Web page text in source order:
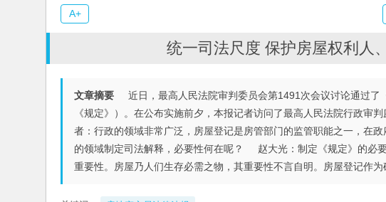
统一司法尺度 保护房屋权利人
文章摘要 近日，最高人民法院审判委员会第1491次会议讨论通过了
《规定》）。在公布实施前夕，本报记者访问了最高人民法院行
者：行政的领域非常广泛，房屋登记是房管部门的监管职能之一，在
的领域制定司法解释，必要性何在呢？ 赵大光：制定《规定》的
重要性。房屋乃人们生存必需之物，其重要性不言自明。房屋登记作
A+